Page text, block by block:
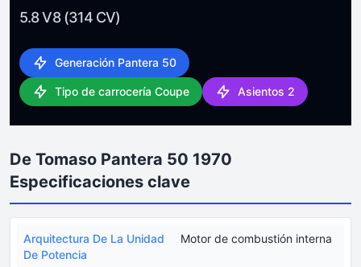
5.8 V8 (314 CV)
Generación Pantera 50
Tipo de carrocería Coupe Asientos 2
De Tomaso Pantera 50 1970
Especificaciones clave
Arquitectura De La Unidad
De Potencia
Motor de combustión interna